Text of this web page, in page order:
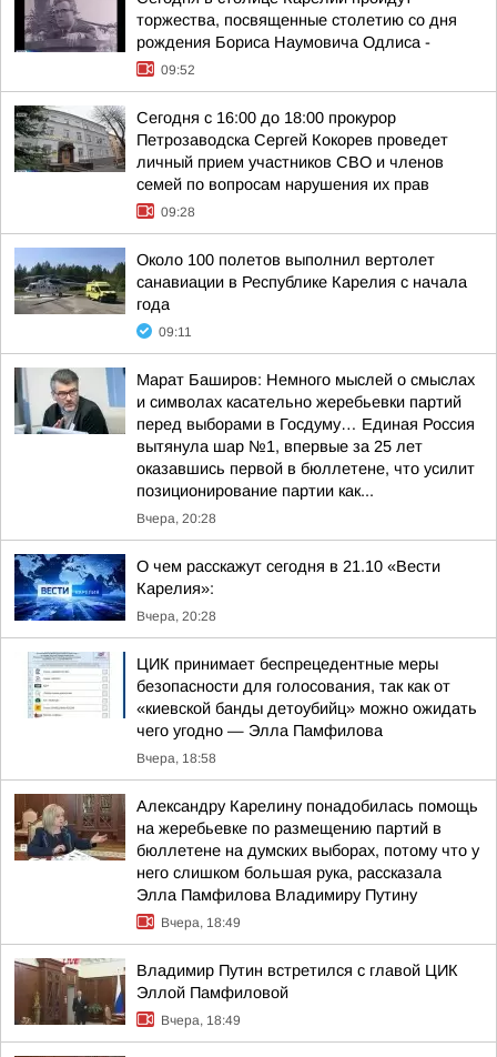
торжества, посвященные столетию со дня
рождения Бориса Наумовича Одлиса -
09:52
Сегодня с 16:00 до 18:00 прокурор
Петрозаводска Сергей Кокорев проведет
личный прием участников СВО и членов
семей по вопросам нарушения их прав
09:28
Около 100 полетов выполнил вертолет
санавиации в Республике Карелия с начала
года
09:11
Марат Баширов: Немного мыслей о смыслах
и символах касательно жеребьевки партий
перед выборами в Госдуму… Единая Россия
вытянула шар №1, впервые за 25 лет
оказавшись первой в бюллетене, что усилит
позиционирование партии как...
Вчера, 20:28
О чем расскажут сегодня в 21.10 «Вести
Карелия»:
Вчера, 20:28
ЦИК принимает беспрецедентные меры
безопасности для голосования, так как от
«киевской банды детоубийц» можно ожидать
чего угодно — Элла Памфилова
Вчера, 18:58
Александру Карелину понадобилась помощь
на жеребьевке по размещению партий в
бюллетене на думских выборах, потому что у
него слишком большая рука, рассказала
Элла Памфилова Владимиру Путину
Вчера, 18:49
Владимир Путин встретился с главой ЦИК
Эллой Памфиловой
Вчера, 18:49